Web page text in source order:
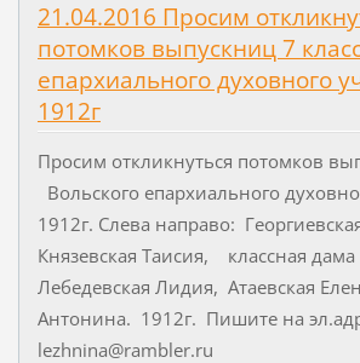
21.04.2016 Просим
потомков выпускниц 7
епархиального духовного
1912г
Просим откликнуться потомков
Вольского епархиального
1912г. Cлева направо:
Князевская Таисия, классная дама
Лебедевская Лидия, Атаевская
Антонина. 1912г. Пишите на
lezhnina@rambler.ru